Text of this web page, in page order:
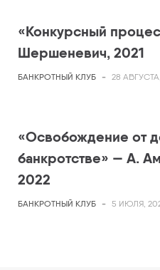
«Конкурсный
Шершеневич, 2021
БАНКРОТНЫЙ КЛУБ - 28
«Освобождение от
банкротстве» — А.
2022
БАНКРОТНЫЙ КЛУБ - 5 ИЮЛЯ,